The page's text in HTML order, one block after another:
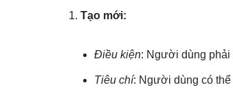
Tạo mới:
Điều kiện: Người dùng phải
Tiêu chí: Người dùng có thể